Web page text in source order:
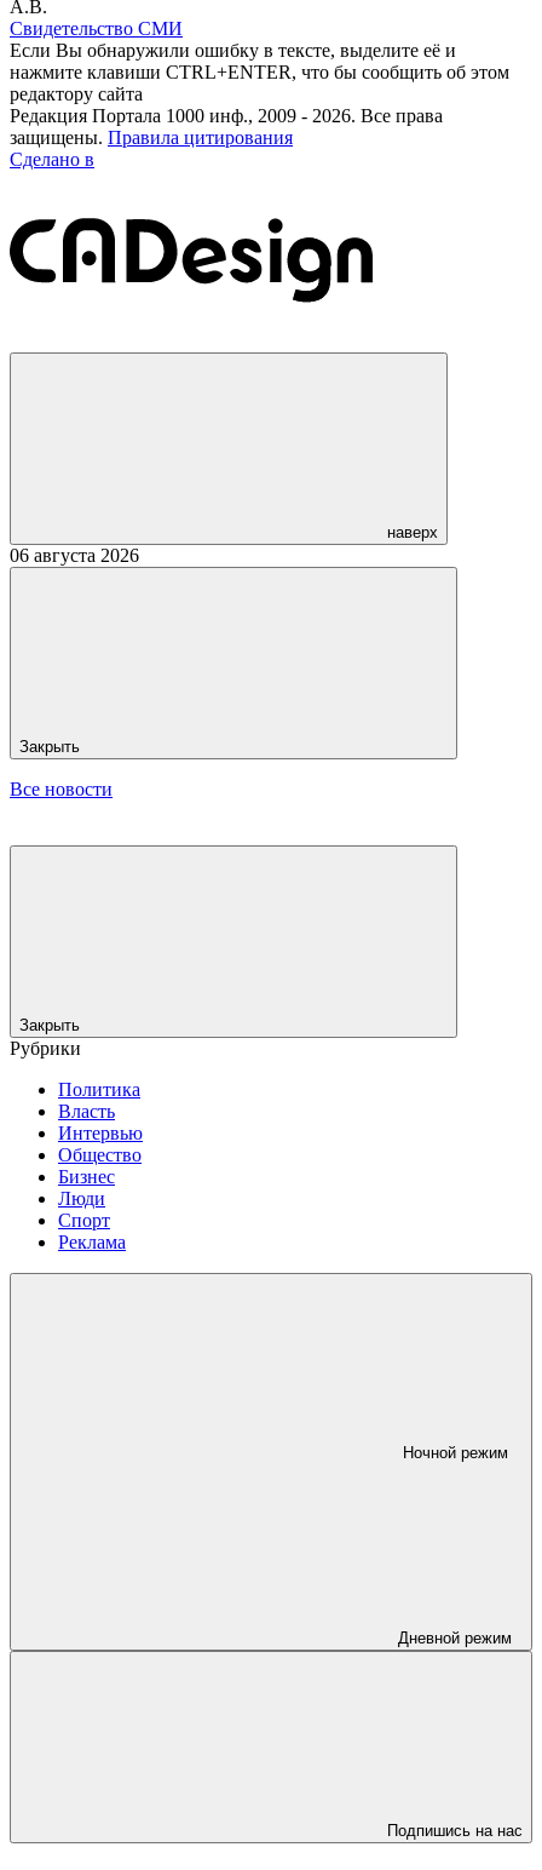
А.В.
Свидетельство СМИ
Если Вы обнаружили ошибку в тексте, выделите её и
нажмите клавиши CTRL+ENTER, что бы сообщить об этом
редактору сайта
Редакция Портала 1000 инф., 2009 - 2026. Все права
защищены. Правила цитирования
Сделано в
наверх
06 августа 2026
Закрыть
Все новости
Закрыть
Рубрики
Политика
Власть
Интервью
Общество
Бизнес
Люди
Спорт
Реклама
Ночной режим
Дневной режим
Подпишись на нас